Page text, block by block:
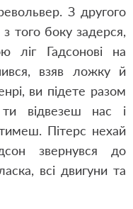
З другого
з того боку задерся,
ліг Гадсонові на
взяв ложку й
ви підете разом
відвезеш нас і
Пітерс нехай
звернувся до
всі двигуни та